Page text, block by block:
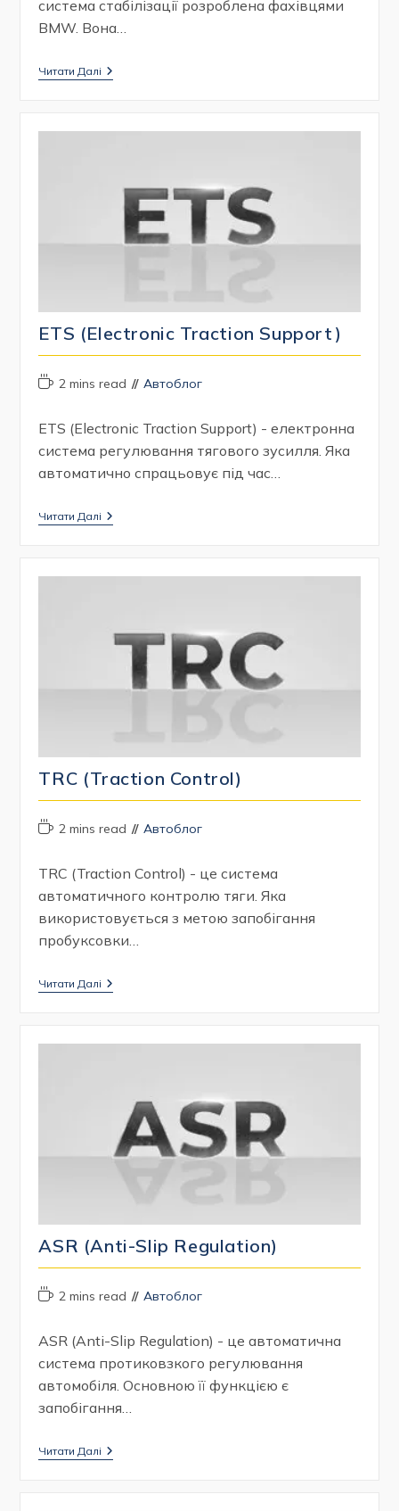
система стабілізації розроблена фахівцями
BMW. Вона…
Читати Далі ASC
ETS (Electronic Traction Support)
Час2 mins read
Категорія
Автоблог
ETS (Electronic Traction Support) - електронна
система регулювання тягового зусилля. Яка
автоматично спрацьовує під час…
Читати Далі ETS
TRC (Traction Control)
Час2 mins read
Категорія
Автоблог
TRC (Traction Control) - це система
автоматичного контролю тяги. Яка
використовується з метою запобігання
пробуксовки…
Читати Далі TRC
(Traction
ASR (Anti-Slip Regulation)
Час2 mins read
Категорія
Автоблог
ASR (Anti-Slip Regulation) - це автоматична
система протиковзкого регулювання
автомобіля. Основною її функцією є
запобігання…
Читати Далі ASR
(Anti-